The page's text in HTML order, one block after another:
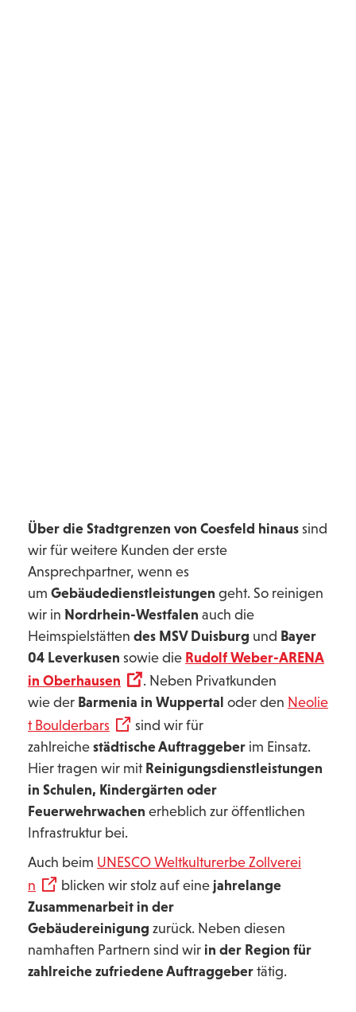
Über die Stadtgrenzen von Coesfeld hinaus sind
wir für weitere Kunden der erste
Ansprechpartner, wenn es
um Gebäudedienstleistungen geht. So reinigen
wir in Nordrhein-Westfalen auch die
Heimspielstätten des MSV Duisburg und Bayer
04 Leverkusen sowie die Rudolf Weber-ARENA
in Oberhausen
. Neben Privatkunden
wie der Barmenia in Wuppertal oder den Neolie
t Boulderbars
sind wir für
zahlreiche städtische Auftraggeber im Einsatz.
Hier tragen wir mit Reinigungsdienstleistungen
in Schulen, Kindergärten oder
Feuerwehrwachen erheblich zur öffentlichen
Infrastruktur bei.
Auch beim UNESCO Weltkulturerbe Zollverei
n
blicken wir stolz auf eine jahrelange
Zusammenarbeit in der
Gebäudereinigung zurück. Neben diesen
namhaften Partnern sind wir in der Region für
zahlreiche zufriedene Auftraggeber tätig.